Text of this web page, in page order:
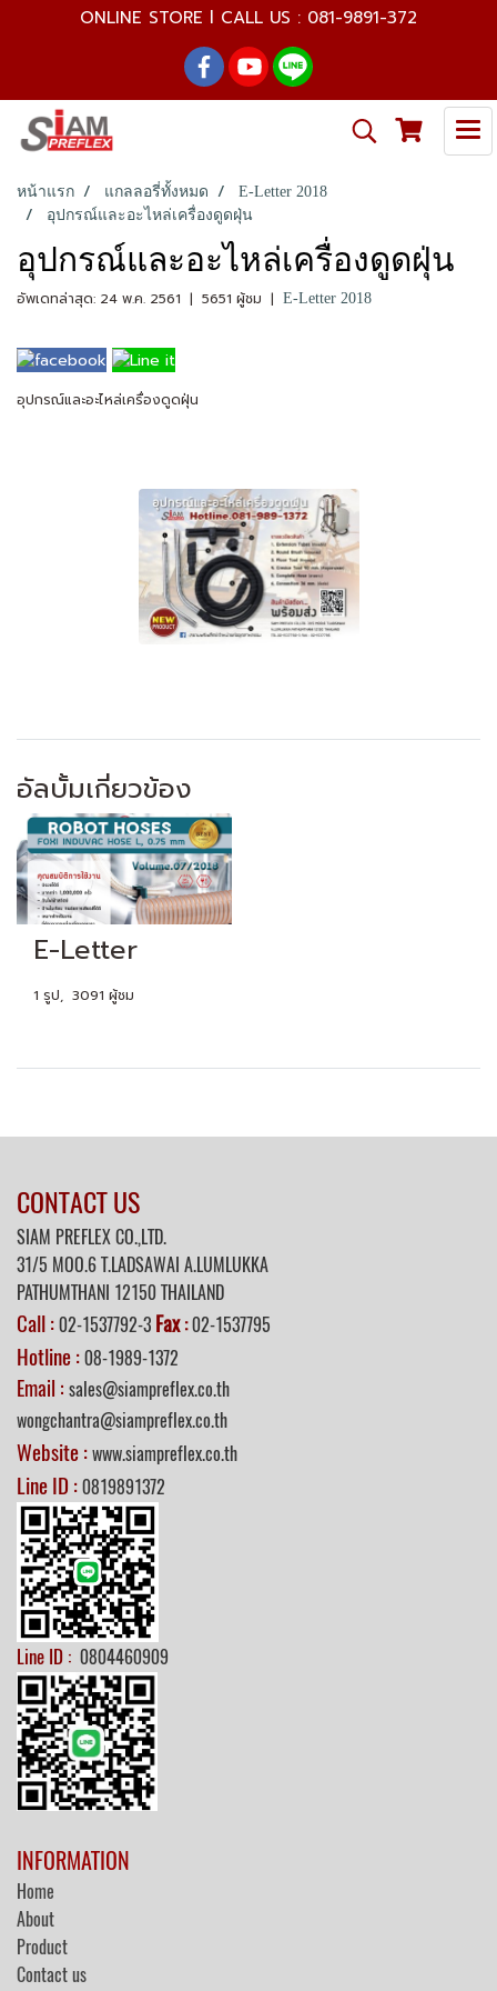
ONLINE STORE l CALL US : 081-9891-372
หน้าแรก แกลลอรี่ทั้งหมด
E-Letter 2018
อุปกรณ์และอะไหล่เครื่องดูดฝุ่น
อุปกรณ์และอะไหล่เครื่องดูดฝุ่น
อัพเดทล่าสุด: 24 พ.ค. 2561 | 5651 ผู้ชม | E-Letter 2018
อุปกรณ์และอะไหล่เครื่องดูดฝุ่น
อัลบั้มเกี่ยวข้อง
E-Letter
1 รูป, 3091 ผู้ชม
CONTACT US
SIAM PREFLEX CO.,LTD.
31/5 MOO.6 T.LADSAWAI A.LUMLUKKA
PATHUMTHANI 12150 THAILAND
Call :02-1537792-3 Fax:02-1537795
Hotline :08-1989-1372
Email : sales@siampreflex.co.th
wongchantra@siampreflex.co.th
Website :www.siampreflex.co.th
Line ID :0819891372
Line ID : 0804460909
INFORMATION
Home
About
Product
Contact us